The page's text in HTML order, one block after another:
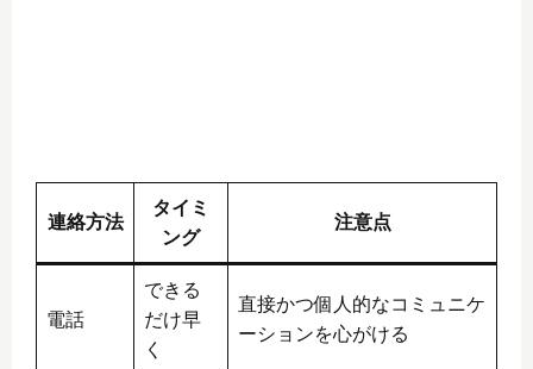
連絡方法
タイミ
ング
注意点
電話
できる
だけ早
く
直接かつ個人的なコミュニケ
ーションを心がける